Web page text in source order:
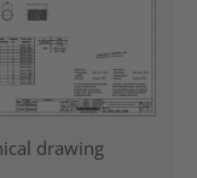
drawing